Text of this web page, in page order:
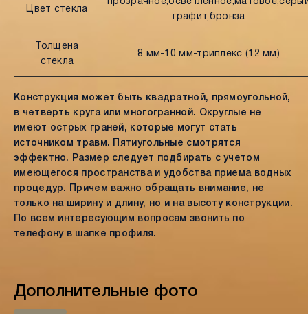
Цвет стекла
графит,бронза
Толщена
стекла
8 мм-10 мм-триплекс (12 мм)
Конструкция может быть квадратной, прямоугольной,
в четверть круга или многогранной. Округлые не
имеют острых граней, которые могут стать
источником травм. Пятиугольные смотрятся
эффектно. Размер следует подбирать с учетом
имеющегося пространства и удобства приема водных
процедур. Причем важно обращать внимание, не
только на ширину и длину, но и на высоту конструкции.
По всем интересующим вопросам звонить по
телефону в шапке профиля.
Дополнительные фото